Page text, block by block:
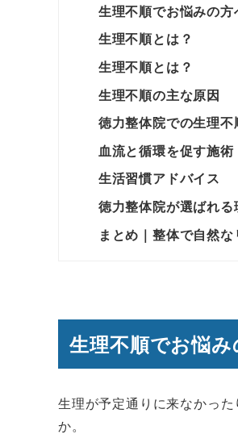
生理不順でお悩みの方
生理不順とは？
生理不順とは？
生理不順の主な原因
徳力整体院での生理
血流と循環を促す施術
生活習慣アドバイス
徳力整体院が選ばれる
まとめ｜整体で自然
生理不順でお悩
生理が予定通りに来なかっ
か。